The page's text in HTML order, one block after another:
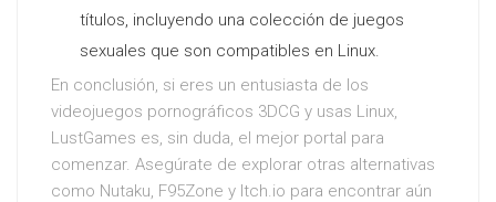
títulos, incluyendo una colección de juegos
sexuales que son compatibles en Linux.
En conclusión, si eres un entusiasta de los
videojuegos pornográficos 3DCG y usas Linux,
LustGames es, sin duda, el mejor portal para
comenzar. Asegúrate de explorar otras alternativas
como Nutaku, F95Zone y Itch.io para encontrar aún